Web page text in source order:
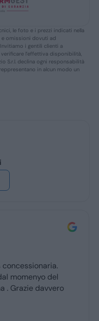
le foto e i prezzi indicati nella
omissioni dovuti ad
i gentili clienti a
l’effettiva disponibilità,
S.r.l. declina ogni responsabilità
in alcun modo un
momenyo del
. Grazie davvero